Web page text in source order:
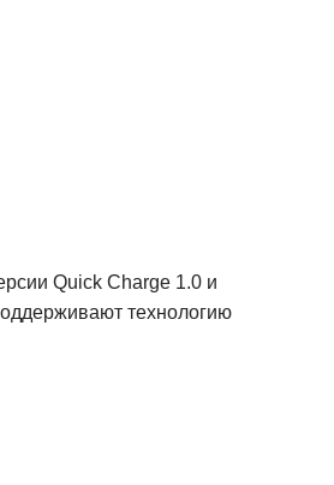
Quick Charge 1.0 и
технологию